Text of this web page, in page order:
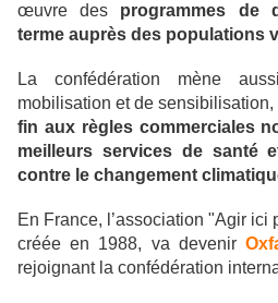
œuvre des programmes de
terme auprès des populations
La confédération mène
mobilisation et de
fin aux règles commerciales
meilleurs services de santé
contre le changement
En France, l’association "Agir ici
créée en 1988, va devenir
rejoignant la confédération